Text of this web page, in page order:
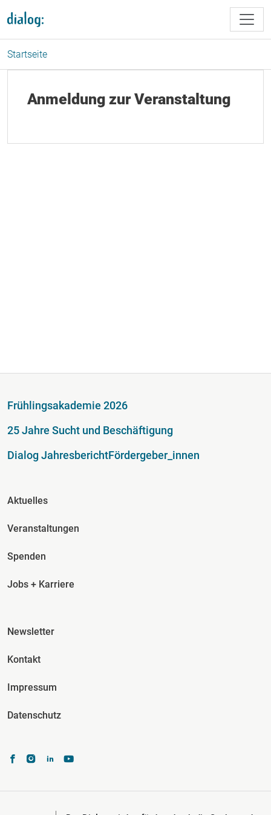
Startseite
Anmeldung zur Veranstaltung
Fußzeile
Frühlingsakademie 2026
25 Jahre Sucht und Beschäftigung
Dialog JahresberichtFördergeber_innen
Fusszeile Spalte 2
Aktuelles
Veranstaltungen
Spenden
Jobs + Karriere
Fusszeile Spalte 3
Newsletter
Kontakt
Impressum
Datenschutz